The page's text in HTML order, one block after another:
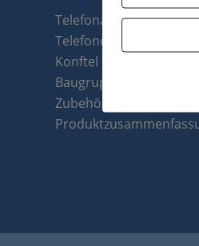
Telefonanlagen
Telefone
Konftel
Baugruppen
Zubehör & Ersatzteile